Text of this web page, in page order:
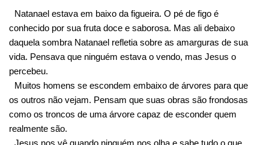
Natanael estava em baixo da figueira. O pé de figo é
conhecido por sua fruta doce e saborosa. Mas ali debaixo
daquela sombra Natanael refletia sobre as amarguras de sua
vida. Pensava que ninguém estava o vendo, mas Jesus o
percebeu.
Muitos homens se escondem embaixo de árvores para que
os outros não vejam. Pensam que suas obras são frondosas
como os troncos de uma árvore capaz de esconder quem
realmente são.